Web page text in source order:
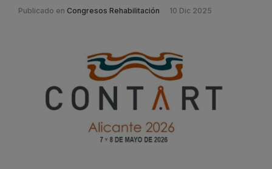
Publicado en Congresos Rehabilitación 10 Dic 2025